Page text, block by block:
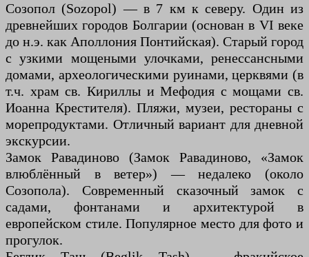
Созопол (Sozopol) — в 7 км к северу. Один из
древнейших городов Болгарии (основан в VI веке
до н.э. как Аполлония Понтийская). Старый город
с узкими мощеными улочками, ренессансными
домами, археологическими руинами, церквями (в
т.ч. храм св. Кириллы и Мефодия с мощами св.
Иоанна Крестителя). Пляжи, музеи, рестораны с
морепродуктами. Отличный вариант для дневной
экскурсии.
Замок Равадиново (Замок Равадиново, «Замок
влюблённый в ветер») — недалеко (около
Созопола). Современный сказочный замок с
садами, фонтанами и архитектурой в
европейском стиле. Популярное место для фото и
прогулок.